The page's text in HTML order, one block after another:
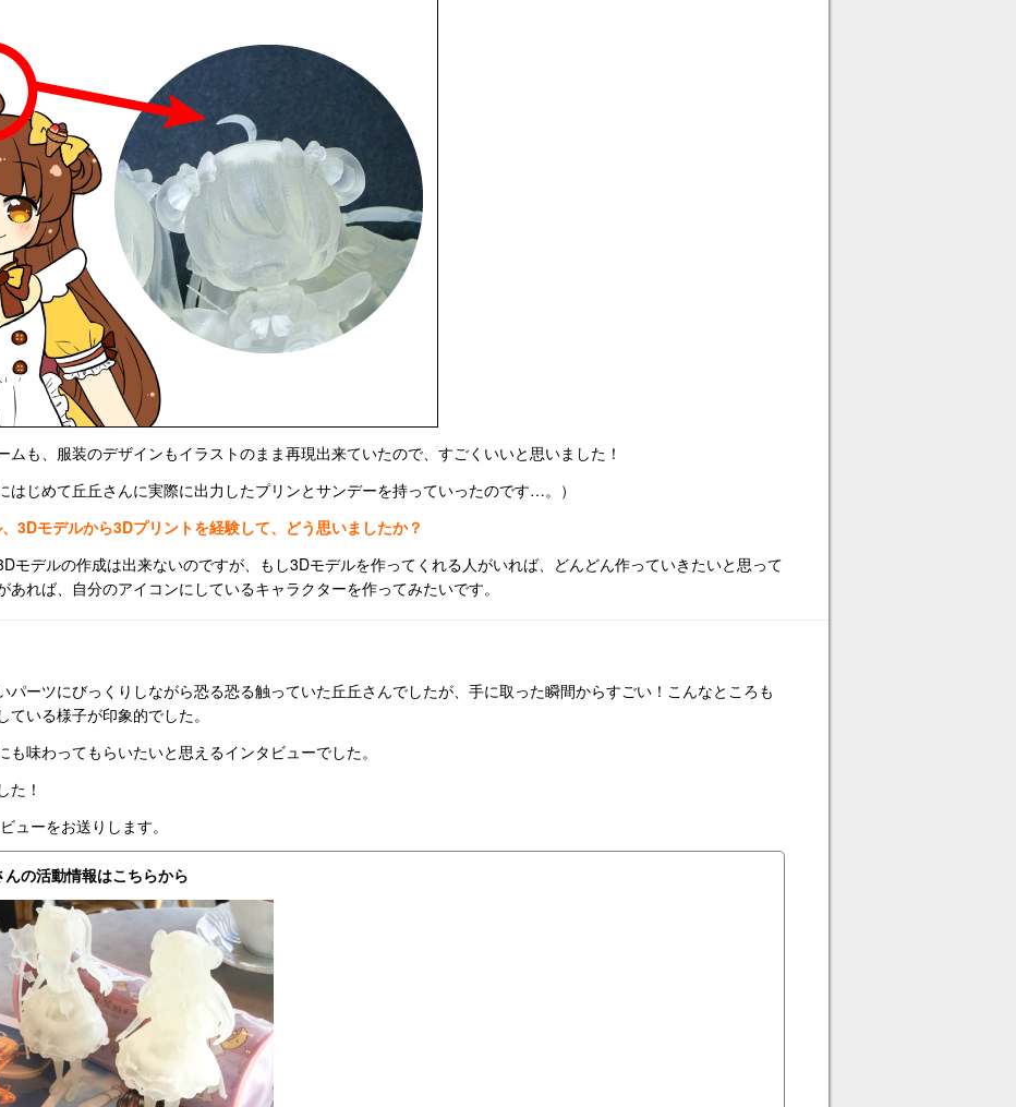
ムも、服装のデザインもイラストのまま再現出来ていたので、すごくいいと思いました！
はじめて丘丘さんに実際に出力したプリンとサンデーを持っていったのです…。）
3Dモデルから3Dプリントを経験して、どう思いましたか？
モデルの作成は出来ないのですが、もし3Dモデルを作ってくれる人がいれば、どんどん作っていきたいと思って
れば、自分のアイコンにしているキャラクターを作ってみたいです。
パーツにびっくりしながら恐る恐る触っていた丘丘さんでしたが、手に取った瞬間からすごい！こんなところも
いる様子が印象的でした。
味わってもらいたいと思えるインタビューでした。
た！
ューをお送りします。
の活動情報はこちらから